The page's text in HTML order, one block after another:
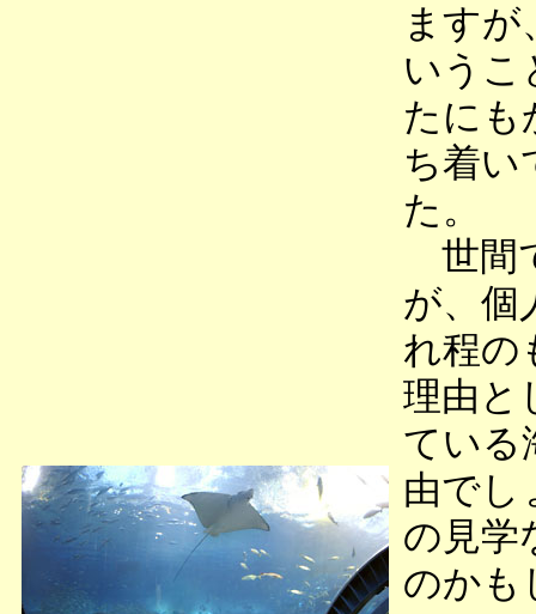
ます
いうこ
たにも
ち着い
た。
世間
が、個
れ程の
理由と
ている
由でし
の見学
のかも